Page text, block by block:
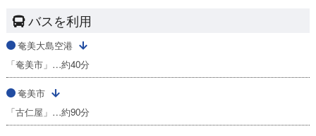
バスを利用
奄美大島空港
「奄美市」…約40分
奄美市
「古仁屋」…約90分